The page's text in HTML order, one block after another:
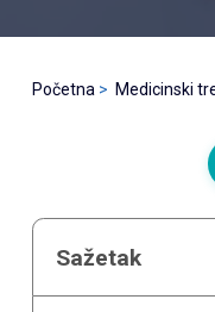
Početna Medicinski
Sažetak